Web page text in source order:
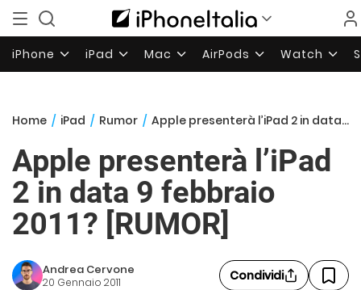
iPhone iPad Mac AirPods Watch
Home / iPad / Rumor / Apple presenterà l’iPad 2 in data 9 febbraio 2011? [RUMOR]
Apple presenterà l’iPad
2 in data 9 febbraio
2011? [RUMOR]
Andrea Cervone
20 Gennaio 2011 Condividi